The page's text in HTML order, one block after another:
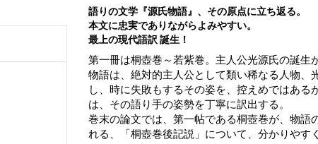
語りの文学『源氏物語』、その原点に立ち返る。
本文に忠実でありながらよみやすい。
最上の現代語訳 誕生！
第一冊は桐壺巻～若紫巻。主人公光源氏の誕生
物語は、絶対的主人公として類い稀なる人物、
し、時に失敗もするその姿を、控えめではあ
は、その語り手の姿勢を丁寧に訳出する。
巻末の論文では、第一帖である桐壺巻が、物語
れる、「桐壺巻後記説」について、分かりやす